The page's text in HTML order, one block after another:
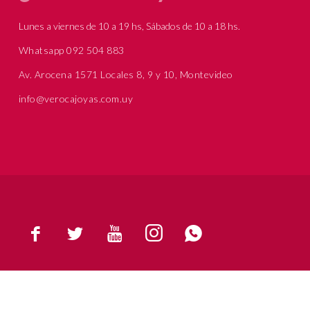
    
Lunes a viernes de 10 a 19 hs, Sábados de 10 a 18 hs.
Whatsapp 092 504 883
Av. Arocena 1571 Locales 8, 9 y 10, Montevideo
info@verocajoyas.com.uy